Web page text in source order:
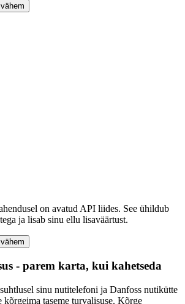
on avatud API liides. See ühildub
ja lisab sinu ellu lisaväärtust.
- parem karta, kui kahetseda
sinu nutitelefoni ja Danfoss nutikütte
kõrgeima taseme turvalisuse. Kõrge